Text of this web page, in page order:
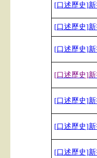
[口述歷史]
[口述歷史]
[口述歷史]
[口述歷史]
[口述歷史]
[口述歷史]
[口述歷史]